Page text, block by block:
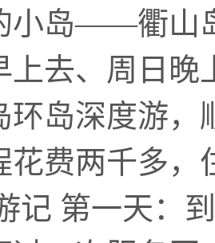
小岛——衢山
上去、周日晚
环岛深度游，
花费两千多
记 第一天：